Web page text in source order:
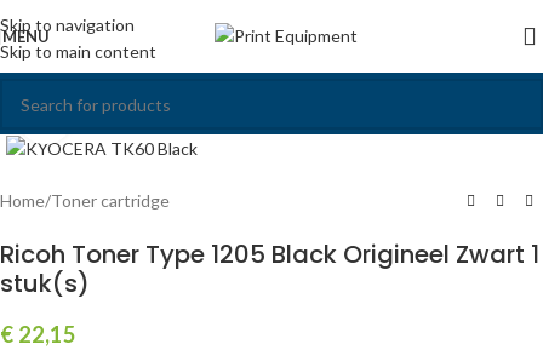
Skip to navigation
Skip to main content
MENU
Click to enlarge
Home/Toner cartridge
Ricoh Toner Type 1205 Black Origineel Zwart 1
stuk(s)
€ 22,15